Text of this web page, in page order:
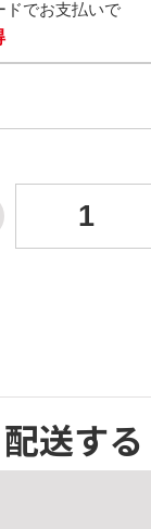
ドでお支払いで
配送する